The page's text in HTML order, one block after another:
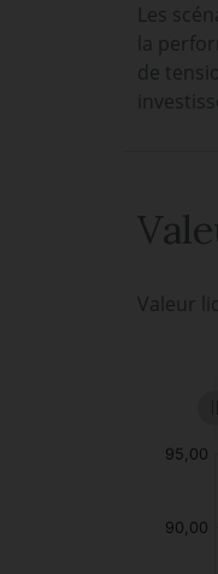
Les
la
de
Valeur